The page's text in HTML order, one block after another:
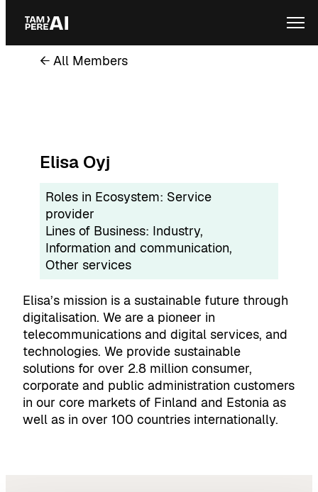
Skip
content
← All Members
Elisa Oyj
Roles in Ecosystem: Service
provider
Lines of Business: Industry
Information and communication
Other services
Elisa’s mission is a sustainable future through
digitalisation. We are a pioneer in
telecommunications and digital services, and
technologies. We provide sustainable
solutions for over 2.8 million consumer,
corporate and public administration customers
in our core markets of Finland and Estonia as
well as in over 100 countries internationally.